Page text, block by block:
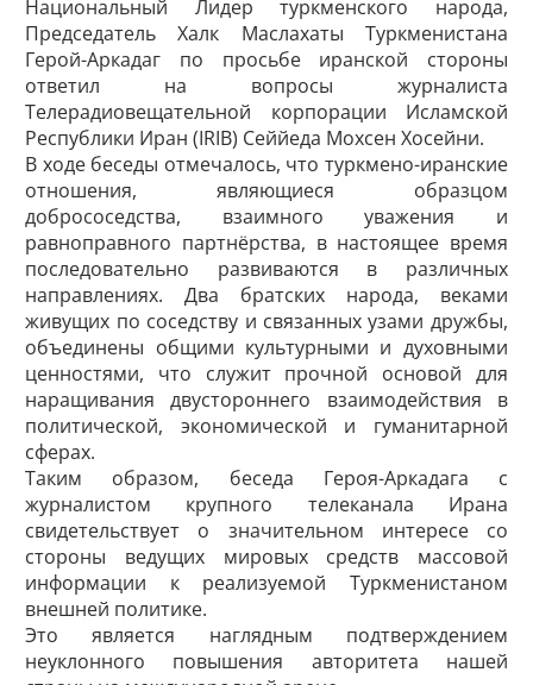
Национальный Лидер туркменского народа,
Председатель Халк Маслахаты Туркменистана
Герой-Аркадаг по просьбе иранской стороны
ответил на вопросы журналиста
Телерадиовещательной корпорации Исламской
Республики Иран (IRIB) Сеййеда Мохсен ­Хосейни.
В ходе беседы отмечалось, что туркмено-иранские
отношения, являющиеся образцом
добрососедства, взаимного уважения и
равноправного партнёрства, в настоящее время
последовательно развиваются в различных
направлениях. Два братских народа, веками
живущих по соседству и связанных узами дружбы,
объединены общими культурными и духовными
ценностями, что служит прочной основой для
наращивания двустороннего взаимодействия в
политической, экономической и гуманитарной
сферах.
Таким образом, беседа Героя-­Аркадага с
журналистом крупного телеканала Ирана
свидетельствует о значительном интересе со
стороны ведущих мировых средств массовой
информации к реализуемой Туркменистаном
внешней политике.
Это является наглядным подтверждением
неуклонного повышения авторитета нашей